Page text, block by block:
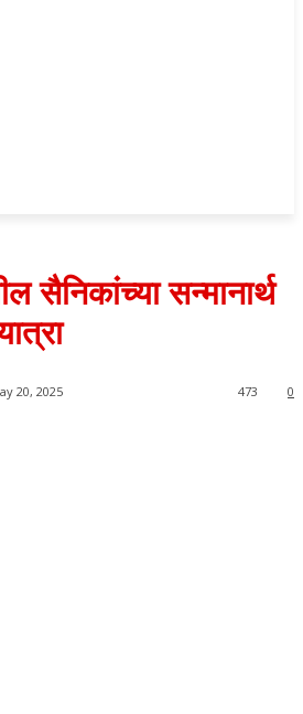
सैनिकांच्या सन्मानार्थ
20, 2025 0
473